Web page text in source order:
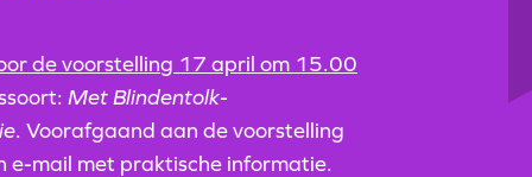
de voorstelling 17 april om 15.00
Met Blindentolk-
. Voorafgaand aan de voorstelling
e-mail met praktische informatie.